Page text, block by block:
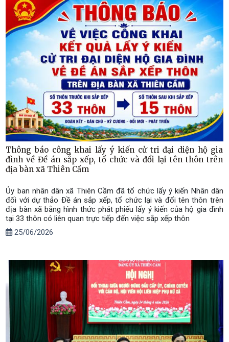
Thông báo công khai lấy ý kiến cử tri đại diện hộ gia
đình về Đề án sắp xếp, tổ chức và đổi lại tên thôn trên
địa bàn xã Thiên Cầm
Ủy ban nhân dân xã Thiên Cầm đã tổ chức lấy ý kiến Nhân dân
đối với dự thảo Đề án sắp xếp, tổ chức lại và đổi tên thôn trên
địa bàn xã bằng hình thức phát phiếu lấy ý kiến của hộ gia đình
tại 33 thôn có liên quan trực tiếp đến việc sắp xếp thôn
25/06/2026